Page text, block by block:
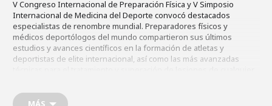
V Congreso Internacional de Preparación Física y V Simposio
Internacional de Medicina del Deporte convocó destacados
especialistas de renombre mundial. Preparadores físicos y
médicos deportólogos del mundo compartieron sus últimos
estudios y avances científicos en la formación de atletas y
deportistas de elite internacional, así como las más avanzadas
destacados profesionales del deporte de alto rendimiento, con
experiencia en Juegos Olímpicos y Mundiales de fútbol, básquet,
MÁS